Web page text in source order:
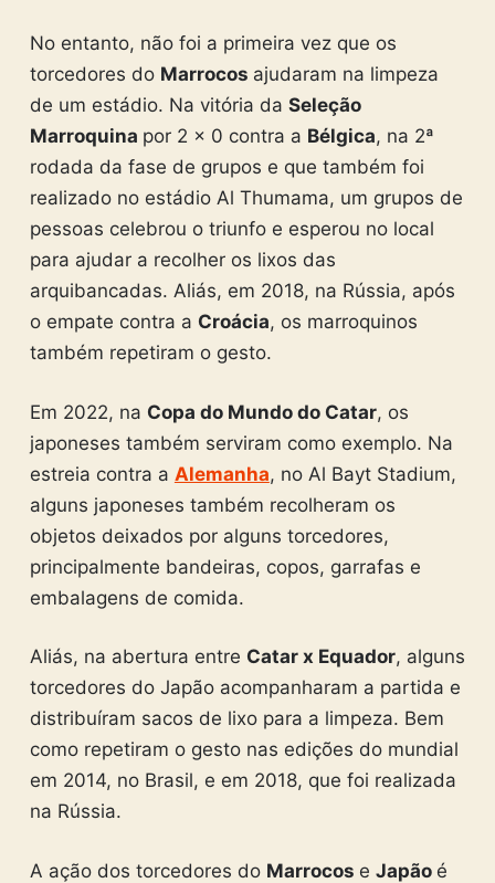
No entanto, não foi a primeira vez que os
torcedores do Marrocos ajudaram na limpeza
de um estádio. Na vitória da Seleção
Marroquina por 2 x 0 contra a Bélgica, na 2ª
rodada da fase de grupos e que também foi
realizado no estádio Al Thumama, um grupos de
pessoas celebrou o triunfo e esperou no local
para ajudar a recolher os lixos das
arquibancadas. Aliás, em 2018, na Rússia, após
o empate contra a Croácia, os marroquinos
também repetiram o gesto.
Em 2022, na Copa do Mundo do Catar, os
japoneses também serviram como exemplo. Na
estreia contra a Alemanha, no Al Bayt Stadium,
alguns japoneses também recolheram os
objetos deixados por alguns torcedores,
principalmente bandeiras, copos, garrafas e
embalagens de comida.
Aliás, na abertura entre Catar x Equador, alguns
torcedores do Japão acompanharam a partida e
distribuíram sacos de lixo para a limpeza. Bem
como repetiram o gesto nas edições do mundial
em 2014, no Brasil, e em 2018, que foi realizada
na Rússia.
A ação dos torcedores do Marrocos e Japão é